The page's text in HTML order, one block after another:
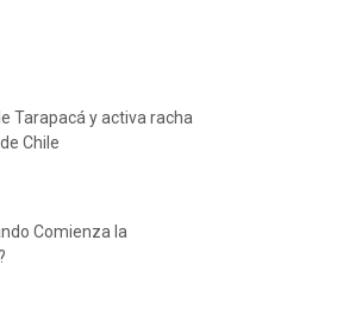
Tarapacá y activa racha
Chile
Comienza la